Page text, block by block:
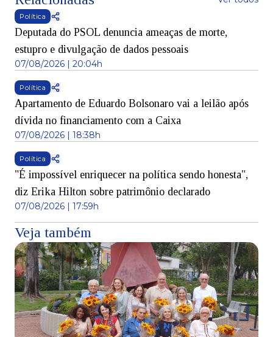
Política
Deputada do PSOL denuncia ameaças de morte,
estupro e divulgação de dados pessoais
07/08/2026 | 20:04h
Política
Apartamento de Eduardo Bolsonaro vai a leilão após
dívida no financiamento com a Caixa
07/08/2026 | 18:38h
Política
"É impossível enriquecer na política sendo honesta",
diz Erika Hilton sobre patrimônio declarado
07/08/2026 | 17:59h
Veja também